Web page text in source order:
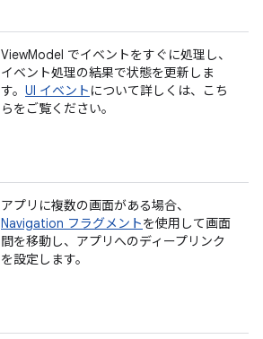
ViewModel でイベントをすぐに処理し、
イベント処理の結果で状態を更新しま
す。 UI イベント について詳しくは、こち
らをご覧ください。
アプリに複数の画面がある場合、
Navigation フラグメントを使用して画面
間を移動し、アプリへのディープリンク
を設定します。